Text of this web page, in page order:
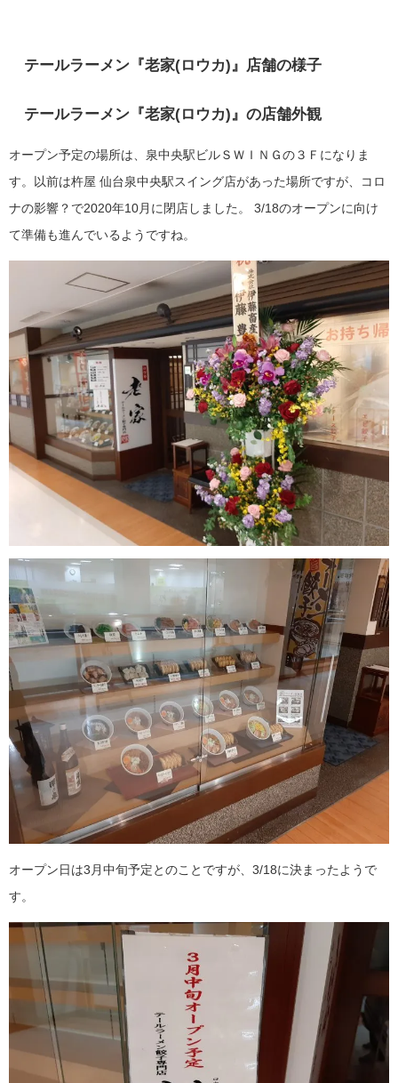
テールラーメン『老家(ロウカ)』店舗の様子
テールラーメン『老家(ロウカ)』の店舗外観
オープン予定の場所は、泉中央駅ビルＳＷＩＮＧの３Ｆになりま
す。以前は杵屋 仙台泉中央駅スイング店があった場所ですが、コロ
ナの影響？で2020年10月に閉店しました。 3/18のオープンに向け
て準備も進んでいるようですね。
オープン日は3月中旬予定とのことですが、3/18に決まったようで
す。